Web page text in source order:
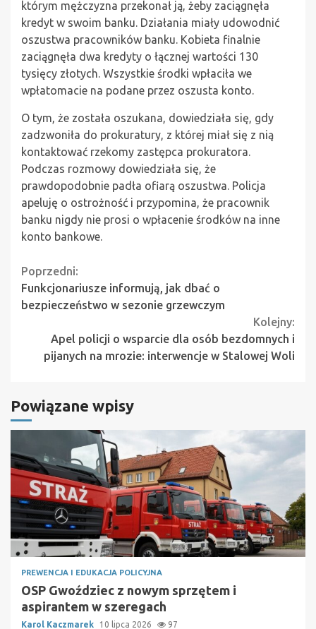
którym mężczyzna przekonał ją, żeby zaciągnęła
kredyt w swoim banku. Działania miały udowodnić
oszustwa pracowników banku. Kobieta finalnie
zaciągnęła dwa kredyty o łącznej wartości 130
tysięcy złotych. Wszystkie środki wpłaciła we
wpłatomacie na podane przez oszusta konto.
O tym, że została oszukana, dowiedziała się, gdy
zadzwoniła do prokuratury, z której miał się z nią
kontaktować rzekomy zastępca prokuratora.
Podczas rozmowy dowiedziała się, że
prawdopodobnie padła ofiarą oszustwa. Policja
apeluję o ostrożność i przypomina, że pracownik
banku nigdy nie prosi o wpłacenie środków na inne
konto bankowe.
Continue
Reading
Poprzedni:
Funkcjonariusze informują, jak dbać o
bezpieczeństwo w sezonie grzewczym
Kolejny:
Apel policji o wsparcie dla osób bezdomnych i
pijanych na mrozie: interwencje w Stalowej Woli
Powiązane wpisy
PREWENCJA I EDUKACJA POLICYJNA
OSP Gwoździec z nowym sprzętem i
aspirantem w szeregach
Karol Kaczmarek 10 lipca 2026 97